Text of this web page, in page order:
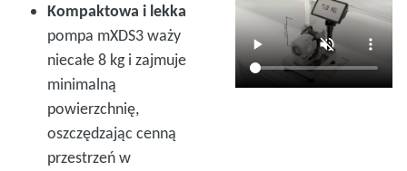
Kompaktowa i lekka
pompa mXDS3 waży
niecałe 8 kg i zajmuje
minimalną
powierzchnię,
oszczędzając cenną
przestrzeń w